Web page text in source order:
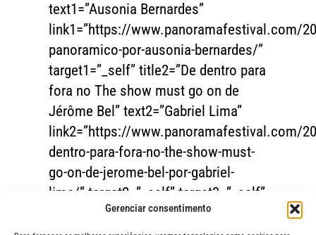
Gerenciar consentimento
text1=”Ausonia Bernardes”
link1=”https://www.panoramafestival.com/
panoramico-por-ausonia-bernardes/”
target1=”_self” title2=”De dentro para
fora no The show must go on de
Jérôme Bel” text2=”Gabriel Lima”
link2=”https://www.panoramafestival.com/
dentro-para-fora-no-the-show-must-
go-on-de-jerome-bel-por-gabriel-
lima/” target2=”_self” target3=”_self”
image1=”14947″ image2=”15089″]